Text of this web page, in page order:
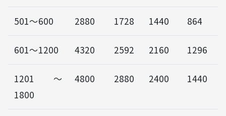
501～600 2880 1728 1440 864
601～1200 4320 2592 2160 1296
1201～
1800
4800 2880 2400 1440